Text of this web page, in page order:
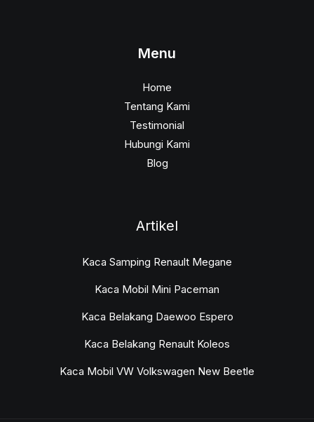
Menu
Home
Tentang Kami
Testimonial
Hubungi Kami
Blog
Artikel
Kaca Samping Renault Megane
Kaca Mobil Mini Paceman
Kaca Belakang Daewoo Espero
Kaca Belakang Renault Koleos
Kaca Mobil VW Volkswagen New Beetle